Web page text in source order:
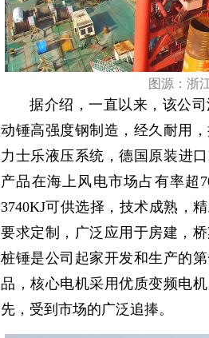
图源：浙
据介绍，一直以来，该公
动锤高强度钢制造，经久耐用
力士乐液压系统，德国原装进
产品在海上风电市场占有率超
3740KJ可供选择，技术成熟，
要求定制，广泛应用于房建，
桩锤是公司起家开发和生产的
品，核心电机采用优质变频电
先，受到市场的广泛追捧。